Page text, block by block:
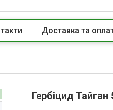
Доставка та
Гербіцид Тайган